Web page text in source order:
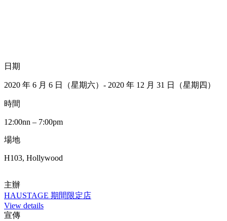
日期
2020 年 6 月 6 日（星期六）- 2020 年 12 月 31 日（星期四）
時間
12:00nn – 7:00pm
場地
H103, Hollywood
主辦
HAUSTAGE 期間限定店
View details
宣傳